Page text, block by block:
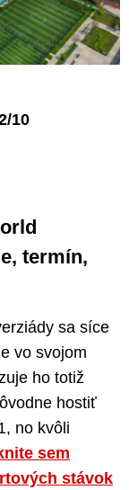
10
termín,
sa síce
vo svojom
ho totiž
hostiť
no kvôli
sem
stávok